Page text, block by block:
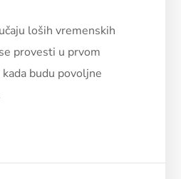
loših vremenskih
provesti u prvom
budu povoljne